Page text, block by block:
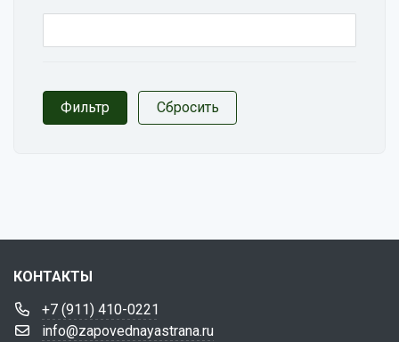
КОНТАКТЫ
+7 (911) 410-0221
info@zapovednayastrana.ru